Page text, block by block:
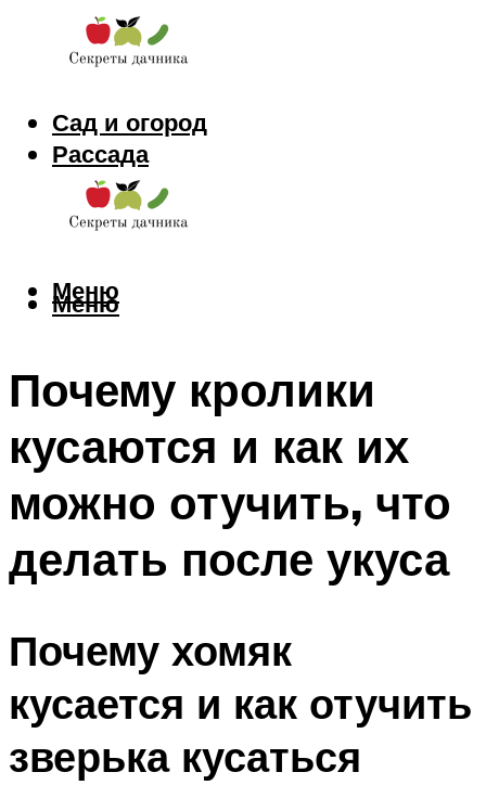
Сад и огород
Рассада
Цветы
Заготовки
Меню
Меню
Почему кролики
кусаются и как их
можно отучить, что
делать после укуса
Почему хомяк
кусается и как отучить
зверька кусаться